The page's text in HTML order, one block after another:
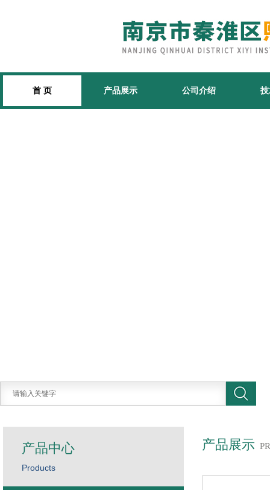
首 页 产品展示 公司介绍
产品展示
产品中心
Products